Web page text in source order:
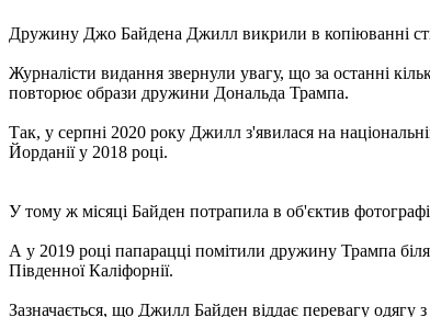
Дружину Джо Байдена Джилл викрили в копіюванні
Журналісти видання звернули увагу, що за останні
повторює образи дружини Дональда Трампа.
Так, у серпні 2020 року Джилл з'явилася на
Йорданії у 2018 році.
У тому ж місяці Байден потрапила в об'єктив
А у 2019 році папарацці помітили дружину Трампа
Південної Каліфорнії.
Зазначається, що Джилл Байден віддає перевагу одягу